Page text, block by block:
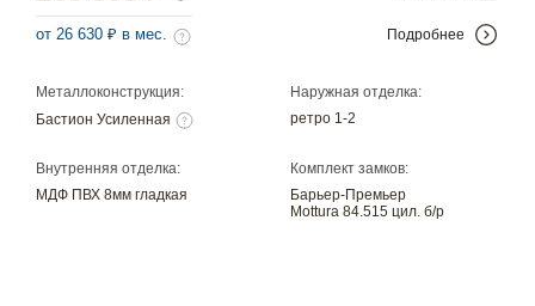
Металлоконструкция:
Бастион Усиленная
Наружная отделка:
ретро 1-2
Внутренняя отделка:
МДФ ПВХ 8мм гладкая
Комплект замков:
Барьер-Премьер
Mottura 84.515 цил. б/р
от 26 630 ₽ в мес. Подробнее